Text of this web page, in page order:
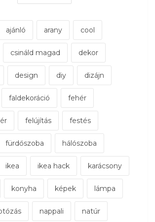
ajánló arany cool
csináld magad dekor
design diy dizájn
faldekoráció fehér
felújítás festés
fürdőszoba hálószoba
ikea ikea hack karácsony
konyha képek lámpa
nappali natúr